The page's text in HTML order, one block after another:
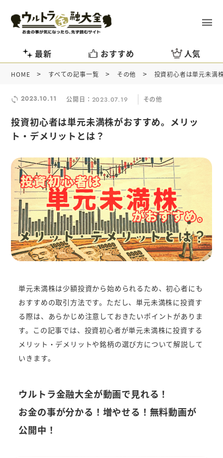
最新 おすすめ 人気
HOME > すべての記事一覧 > その他 > 投資初心者は単元未満
2023.10.11 公開日： 2023.07.19 その他
投資初心者は単元未満株がおすすめ。メリッ
ト・デメリットとは？
単元未満株は少額投資から始められるため、初心者にも
おすすめの取引方法です。ただし、単元未満株に投資す
る際は、あらかじめ注意しておきたいポイントがありま
す。この記事では、投資初心者が単元未満株に投資する
メリット・デメリットや銘柄の選び方について解説して
いきます。
ウルトラ金融大全が動画で見れる！
お金の事が分かる！増やせる！無料動画が
公開中！